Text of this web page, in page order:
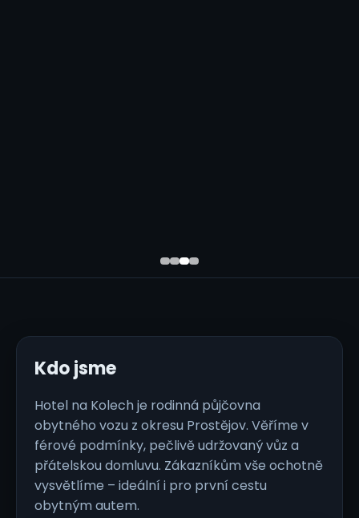
Kdo jsme
Hotel na Kolech je rodinná půjčovna
obytného vozu z okresu Prostějov. Věříme v
férové podmínky, pečlivě udržovaný vůz a
přátelskou domluvu. Zákazníkům vše ochotně
vysvětlíme – ideální i pro první cestu
obytným autem.